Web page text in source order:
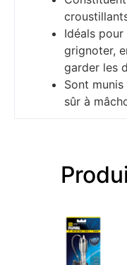
Idéals
grignoter,
garder les
Sont munis
sûr à